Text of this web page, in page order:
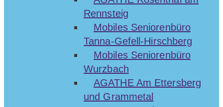
Rennsteig
Mobiles Seniorenbüro
Tanna-Gefell-Hirschberg
Mobiles Seniorenbüro
Wurzbach
AGATHE Am Ettersberg
und Grammetal